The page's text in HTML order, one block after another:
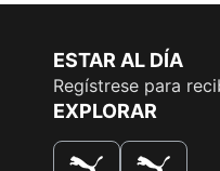
ESTAR AL DÍA
Regístrese para
EXPLORAR